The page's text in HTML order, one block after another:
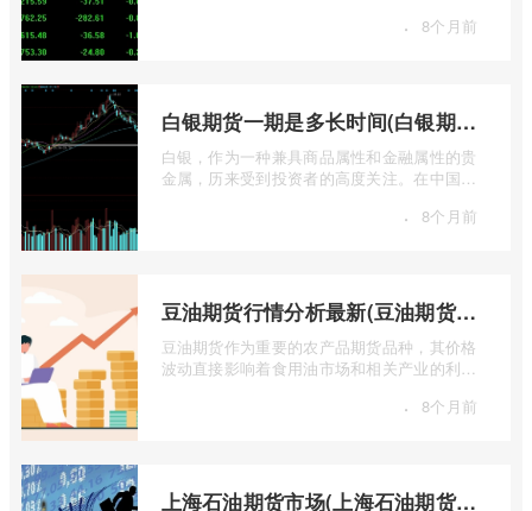
· 8个月前
白银期货一期是多长时间(白银期货涨幅一天最高多少)
白银，作为一种兼具商品属性和金融属性的贵
金属，历来受到投资者的高度关注。在中国市
· 8个月前
豆油期货行情分析最新(豆油期货行情实时行情)
豆油期货作为重要的农产品期货品种，其价格
波动直接影响着食用油市场和相关产业的利
· 8个月前
上海石油期货市场(上海石油期货市场行情)